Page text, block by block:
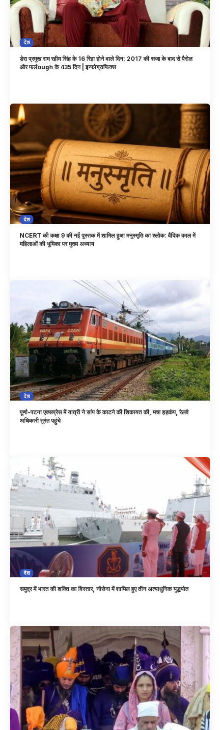
देश
डेरा प्रमुख राम रहीम सिंह के 16 रिहा होने वाले दिन: 2017 की सजा के बाद से पैरोल
और फर्लough के 435 दिन | इन्फोग्राफिक्स
देश
NCERT की कक्षा 9 की नई पुस्तक में शामिल हुआ मनुस्मृति का श्लोक: वैदिक काल में
महिलाओं की भूमिका पर मुख्य अध्याय
देश
पूर्णा-पटना एक्सप्रेस में यात्री ने सांप के काटने की शिकायत की, मचा हड़कंप, रेलवे
अधिकारी तुरंत पहुंचे
देश
समुद्र में भारत की शक्ति का विस्तार, नौसेना में शामिल हुए तीन अत्याधुनिक युद्धपोत